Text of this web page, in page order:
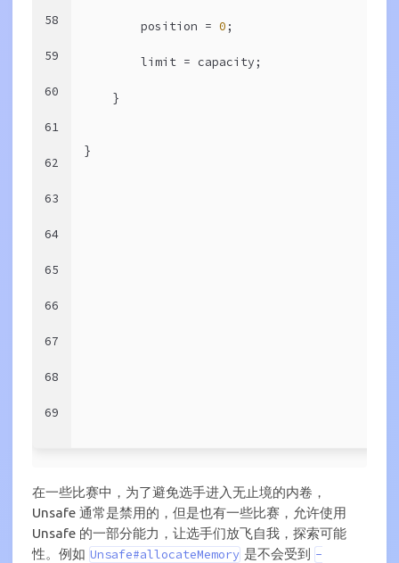
58
59
60
61
62
63
64
65
66
67
68
69
        position =
0 ;
        limit = capacity;
    }
}
在一些比赛中，为了避免选手进入无止境的内卷，
Unsafe 通常是禁用的，但是也有一些比赛，允许使用
Unsafe 的一部分能力，让选手们放飞自我，探索可能
性。例如 Unsafe#allocateMemory 是不会受到 -